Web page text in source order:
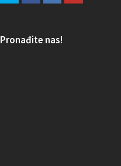
Pronađite nas!